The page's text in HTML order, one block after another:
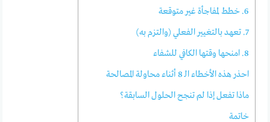
6. خطط لمفاجأة غير متوقعة
7. تعهد بالتغيير الفعلي (والتزم به)
8. امنحها وقتها الكافي للشفاء
احذر هذه الأخطاء الـ 8 أثناء محاولة المصالحة
ماذا تفعل إذا لم تنجح الحلول السابقة؟
خاتمة